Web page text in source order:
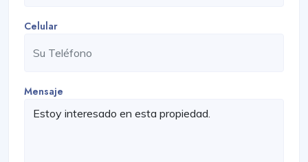
Celular
Mensaje